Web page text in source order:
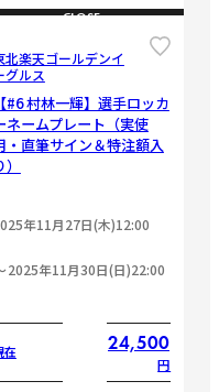
CLOSE
北楽天ゴールデンイ
グルス
【#6 村林一輝】選手ロッカ
ネームプレート（実使
・直筆サイン＆特注額入
）
年11月27日(木)12:00
2025年11月30日(日)22:00
在 24,500
円